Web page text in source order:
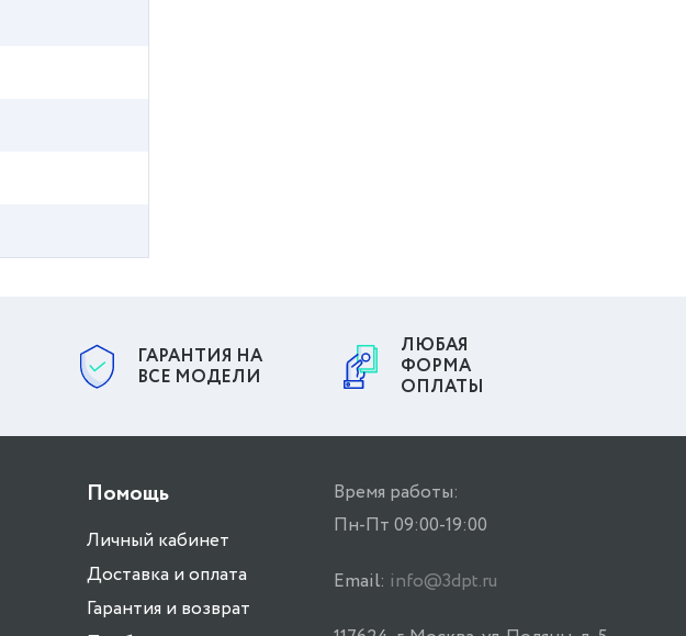
ГАРАНТИЯ НА
ВСЕ МОДЕЛИ
ЛЮБАЯ
ФОРМА
ОПЛАТЫ
Помощь
Личный кабинет
Доставка и оплата
Гарантия и возврат
Время работы:
Пн-Пт 09:00-19:00
Email: info@3dpt.ru